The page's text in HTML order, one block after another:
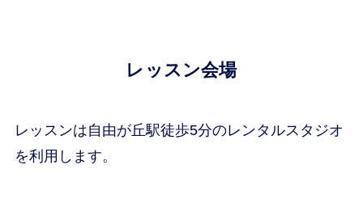
レッスン会場
レッスンは自由が丘駅徒歩5分のレンタルスタジオ
を利用します。